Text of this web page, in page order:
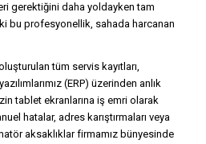
gerektiğini daha yoldayken tam
bu profesyonellik, sahada harcanan
tüm servis kayıtları,
(ERP) üzerinden anlık
tablet ekranlarına iş emri olarak
hatalar, adres karıştırmaları veya
aksaklıklar firmamız bünyesinde